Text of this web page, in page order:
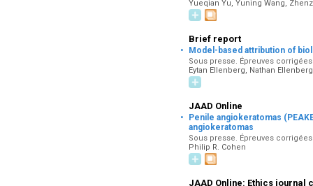
Yueqian Yu, Yuning Wang,
Brief report
· Model-based attribution of
Sous presse. Épreuves
Eytan Ellenberg, Nathan
JAAD Online
·
Penile angiokeratomas
angiokeratomas
Sous presse. Épreuves
Philip R. Cohen
JAAD Online: Ethics journal